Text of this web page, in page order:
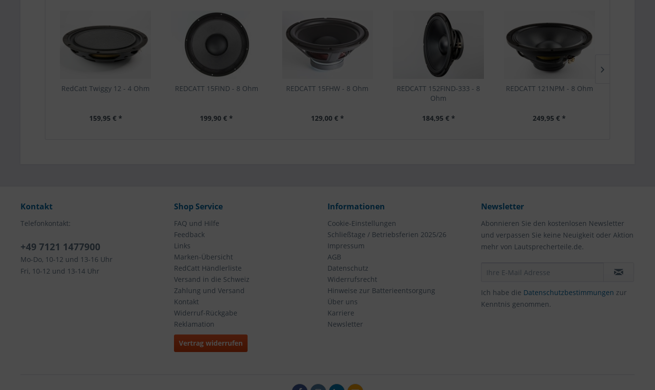
RedCatt Twiggy 12 - 4 Ohm
159,95 € *
REDCATT 15FIND - 8 Ohm
199,90 € *
REDCATT 15FHW - 8 Ohm
129,00 € *
REDCATT 152FIND-333 - 8
Ohm
184,95 € *
REDCATT 121NPM - 8 Ohm
249,95 € *
Kontakt
Telefonkontakt:
+49 7121 1477900
Mo-Do, 10-12 und 13-16 Uhr
Fri, 10-12 und 13-14 Uhr
Shop Service
FAQ und Hilfe
Feedback
Links
Marken-Übersicht
RedCatt Händlerliste
Versand in die Schweiz
Zahlung und Versand
Kontakt
Widerruf-Rückgabe
Reklamation
Vertrag widerrufen
Informationen
Cookie-Einstellungen
Schließtage / Betriebsferien 2025/26
Impressum
AGB
Datenschutz
Widerrufsrecht
Hinweise zur Batterieentsorgung
Über uns
Karriere
Newsletter
Newsletter
Abonnieren Sie den kostenlosen Newsletter
und verpassen Sie keine Neuigkeit oder Aktion
mehr von Lautsprecherteile.de.
Ich habe die Datenschutzbestimmungen zur
Kenntnis genommen.